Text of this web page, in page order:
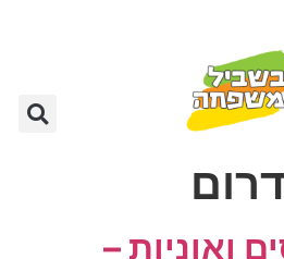
דרום
ואוניות –